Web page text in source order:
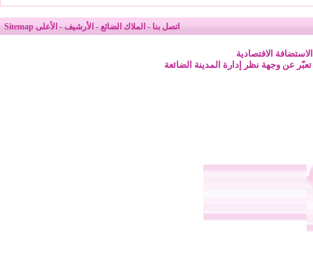
اتصل بنا - الملاك الضائع - الأرشيف - الأعلى Sitemap
الافتصادية
عن وجهة نظر إدارة المدينة الضائعة